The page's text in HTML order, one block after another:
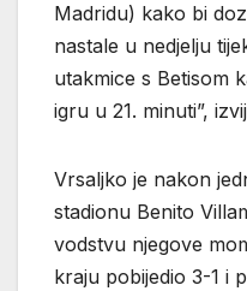
Madridu) kako bi
nastale u nedjelju
utakmice s Betisom
igru u 21. minuti”,
Vrsaljko je nakon
stadionu Benito
vodstvu njegove
kraju pobijedio 3-1 i